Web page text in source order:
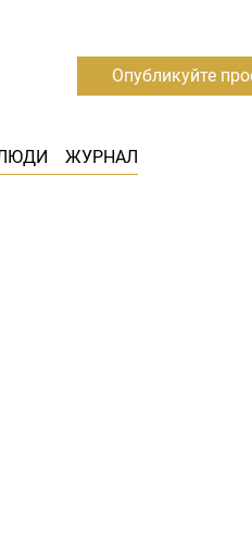
ЖУРНАЛ
Опубликуйте